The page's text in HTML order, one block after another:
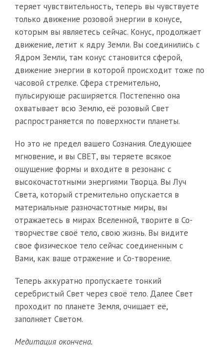
теряет чувствительность, теперь вы чувствуете
только движение розовой энергии в конусе,
которым вы являетесь сейчас. Конус, продолжает
движение, летит к ядру Земли. Вы соединились с
Ядром Земли, там конус становится сферой,
движение энергии в которой происходит тоже по
часовой стрелке. Сфера стремительно,
пульсирующе расширяется. Постепенно она
охватывает всю Землю, её розовый Свет
распространяется по поверхности планеты.
Но это не предел вашего Сознания. Следующее
мгновение, и вы СВЕТ, вы теряете всякое
ощущение формы и входите в резонанс с
высокочастотными энергиями Творца. Вы Луч
Света, который стремительно опускается в
материальные разночастотные миры, вы
отражаетесь в мирах Вселенной, творите в Со-
творчестве своё тело, свою жизнь. Вы видите
свое физическое тело сейчас соединенным с
Вами, как ваше отражение и Со-творение.
Теперь аккуратно пропускаете тонкий
серебристый Свет через своё тело. Далее Свет
проходит по планете Земля, очищает её,
заполняет Светом.
Медитация окончена.